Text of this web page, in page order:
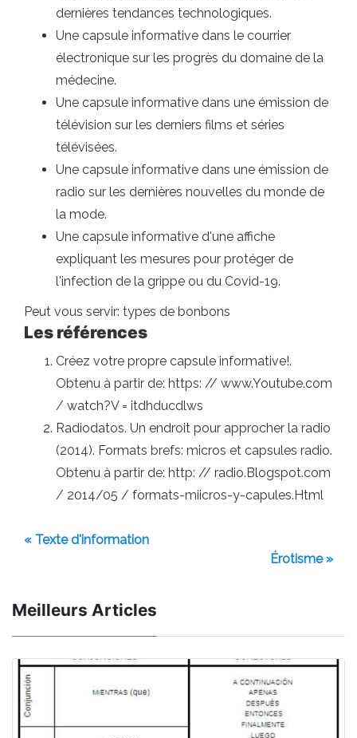
dernières tendances technologiques.
Une capsule informative dans le courrier
électronique sur les progrès du domaine de la
médecine.
Une capsule informative dans une émission de
télévision sur les derniers films et séries
télévisées.
Une capsule informative dans une émission de
radio sur les dernières nouvelles du monde de
la mode.
Une capsule informative d'une affiche
expliquant les mesures pour protéger de
l'infection de la grippe ou du Covid-19.
Peut vous servir: types de bonbons
Les références
Créez votre propre capsule informative!.
Obtenu à partir de: https: // www.Youtube.com
/ watch?V = itdhducdlws
Radiodatos. Un endroit pour approcher la radio
(2014). Formats brefs: micros et capsules radio.
Obtenu à partir de: http: // radio.Blogspot.com
/ 2014/05 / formats-miicros-y-capules.Html
« Texte d'information
Érotisme »
Meilleurs Articles